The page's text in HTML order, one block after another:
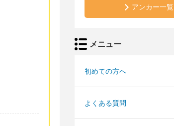
アンカー一覧
メニュー
初めての方へ
よくある質問